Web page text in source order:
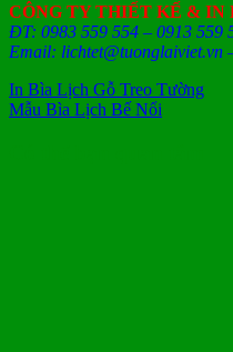
CÔNG TY THIẾT KẾ &
ĐT: 0983 559 554 – 0913 559
Email: lichtet@tuonglaiviet.vn
In Bìa Lịch Gỗ Treo Tường
Mẫu Bìa Lịch Bế Nổi